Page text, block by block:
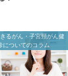
るがん・子宮頸がん健
についてのコラム